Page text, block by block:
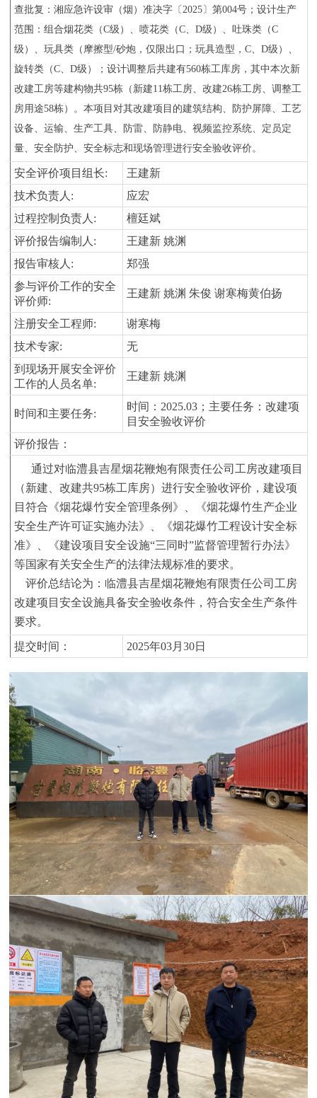
查批复：湘应急许设审（烟）准决字〔2025〕第004号；设计生产
范围：组合烟花类（C级）、喷花类（C、D级）、吐珠类（C
级）、玩具类（摩擦型/砂炮，仅限出口；玩具造型，C、D级）、
旋转类（C、D级）；设计调整后共建有560栋工库房，其中本次新
改建工房等建构物共95栋（新建11栋工房、改建26栋工房、调整工
房用途58栋）。本项目对其改建项目的建筑结构、防护屏障、工艺
设备、运输、生产工具、防雷、防静电、视频监控系统、定员定
量、安全防护、安全标志和现场管理进行安全验收评价。
安全评价项目组长:
王建新
技术负责人 :
应宏
过程控制负责人 :
檀廷斌
评价报告编制人 : 王建新 姚渊
报告审核人 :
郑强
参与评价工作的安全
评价师:
王建新 姚渊 朱俊 谢寒梅黄伯扬
注册安全工程师:
谢寒梅
技术专家:
无
到现场开展安全评价
工作的人员名单:
王建新 姚渊
时间和主要任务:
时间： 2025.03；主要任务：改建项
目安全验收评价
评价报告：
通过对临澧县吉星烟花鞭炮有限责任公司工房改建项目
（新建、改建共95栋工库房）进行安全验收评价，建设项
目符合《烟花爆竹安全管理条例》、《烟花爆竹生产企业
安全生产许可证实施办法》、《烟花爆竹工程设计安全标
准》、《建设项目安全设施“三同时”监督管理暂行办法》
等国家有关安全生产的法律法规标准的要求。
评价总结论为： 临澧县吉星烟花鞭炮有限责任公司工房
改建项目安全设施具备安全验收条件，符合安全生产条件
要求。
提交时间： 2025年03月30日